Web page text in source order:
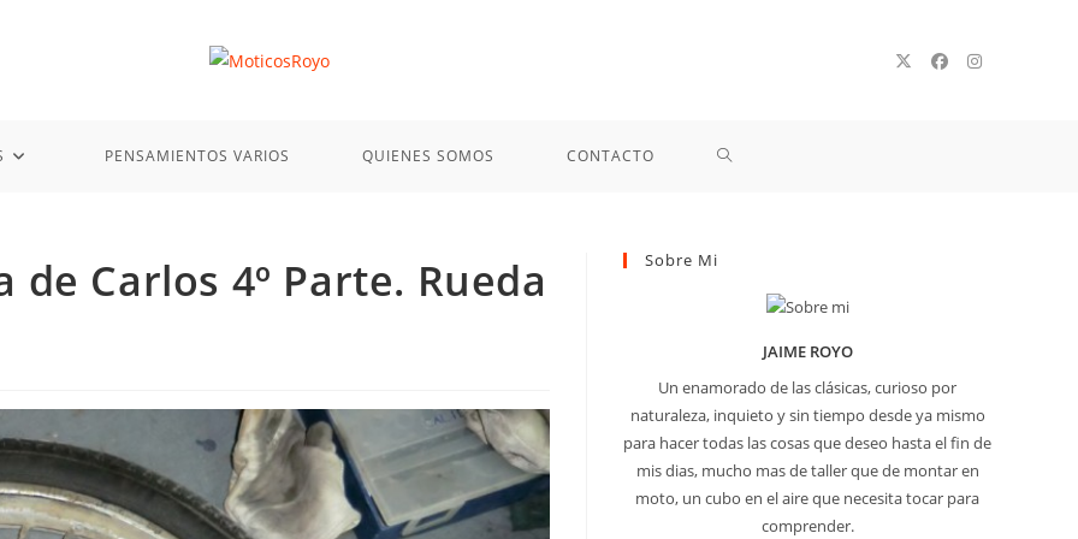
PENSAMIENTOS VARIOS QUIENES SOMOS CONTACTO ALTERNAR
WEB
Carlos 4º Parte. Rueda
Sobre Mi
JAIME ROYO
Un enamorado de las clásicas, curioso por
naturaleza, inquieto y sin tiempo desde ya mismo
para hacer todas las cosas que deseo hasta el fin de
mis dias, mucho mas de taller que de montar en
moto, un cubo en el aire que necesita tocar para
comprender.